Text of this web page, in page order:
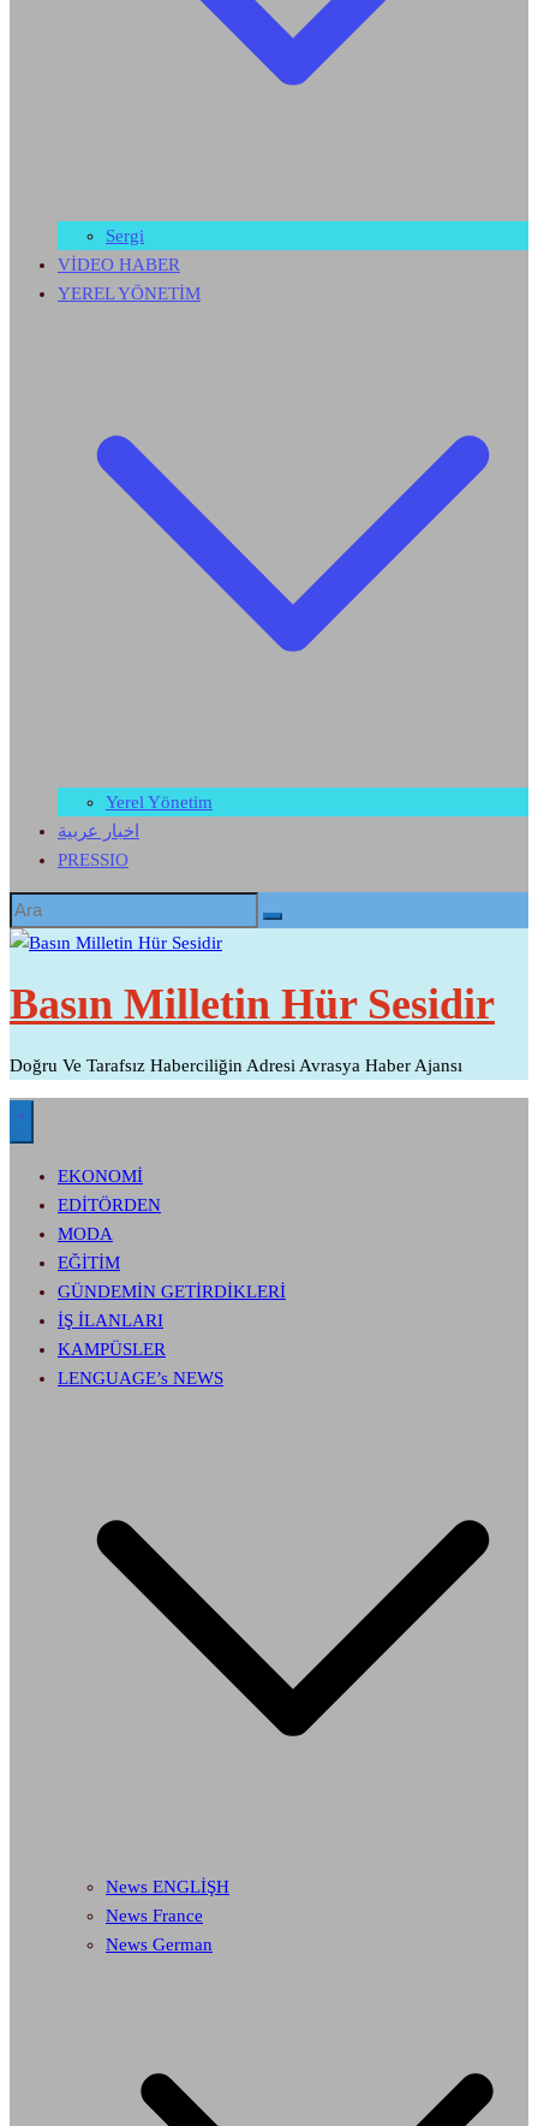
Sergi
VİDEO HABER
YEREL YÖNETİM
Yerel Yönetim
اخبار عربية
PRESSIO
Basın Milletin Hür Sesidir
Doğru Ve Tarafsız Haberciliğin Adresi Avrasya Haber Ajansı
EKONOMİ
EDİTÖRDEN
MODA
EĞİTİM
GÜNDEMİN GETİRDİKLERİ
İŞ İLANLARI
KAMPÜSLER
LENGUAGE’s NEWS
News ENGLİŞH
News France
News German